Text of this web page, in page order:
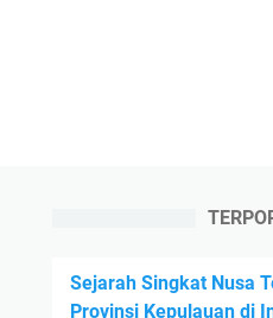
Sejarah Singkat Nusa
Provinsi Kepulauan di